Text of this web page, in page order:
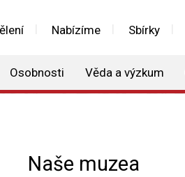
Nabízíme Sbírky
Osobnosti Věda a výzkum
Naše muzea